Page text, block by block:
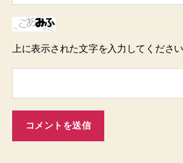
上に表示された文字を入力してください